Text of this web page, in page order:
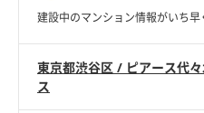
建設中のマンション情報がいち早
東京都渋谷区 / ピアース代
ス